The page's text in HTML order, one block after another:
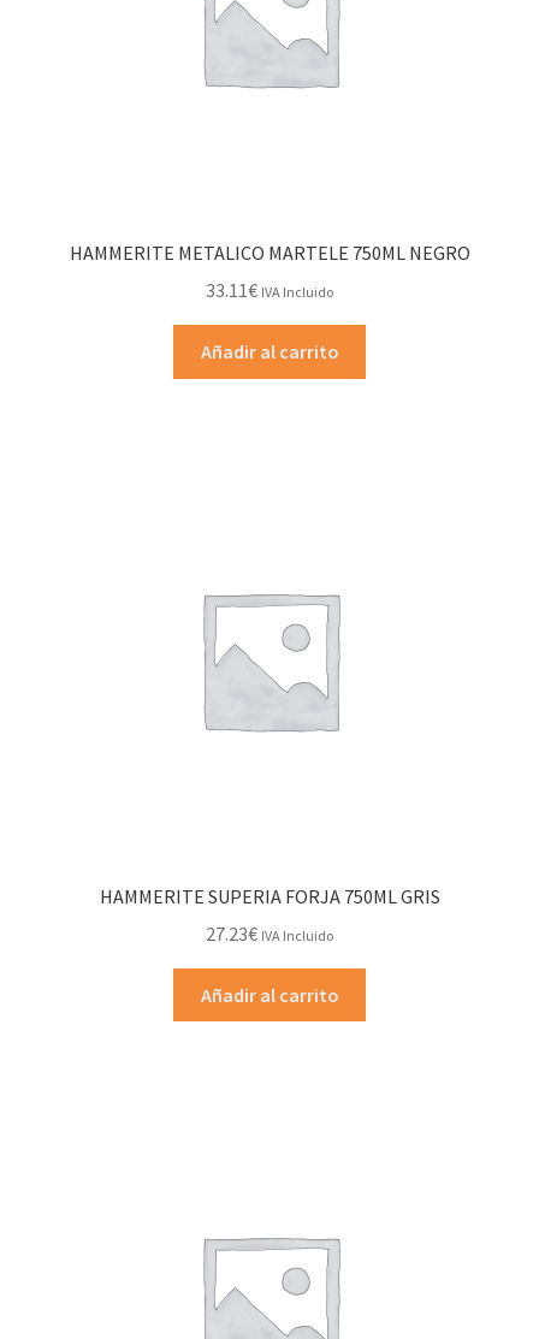
HAMMERITE METALICO MARTELE 750ML NEGRO
33.11€ IVA Incluido
Añadir al carrito
HAMMERITE SUPERIA FORJA 750ML GRIS
27.23€ IVA Incluido
Añadir al carrito